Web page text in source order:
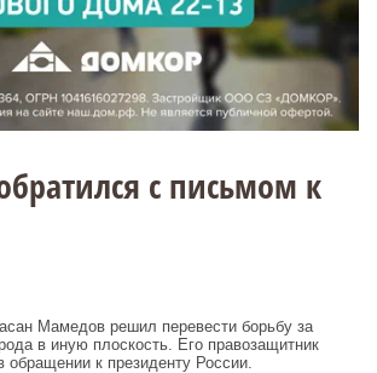
с письмом к
Мамедов решил перевести борьбу за
в иную плоскость. Его правозащитник
к президенту России.